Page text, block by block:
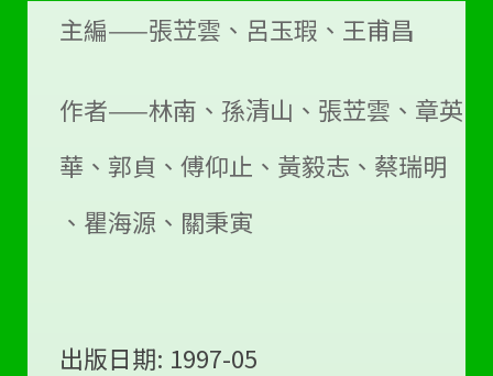
主編——張苙雲、呂玉瑕、王甫昌
作者——林南、孫清山、張苙雲、章英
華、郭貞、傅仰止、黃毅志、蔡瑞明
、瞿海源、關秉寅
出版日期: 1997-05